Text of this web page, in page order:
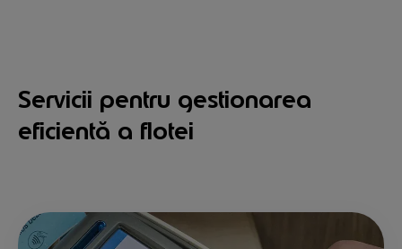
Servicii pentru gestionarea
eficientă a flotei